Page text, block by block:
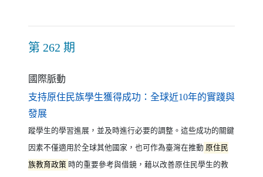
第 262 期
國際脈動
支持原住民族學生獲得成功：全球近10年的實踐與
發展（另開新視窗）
蹤學生的學習進展，並及時進行必要的調整。這些成功的關鍵
因素不僅適用於全球其他國家，也可作為臺灣在推動 原住民
族教育政策 時的重要參考與借鏡，藉以改善原住民學生的教